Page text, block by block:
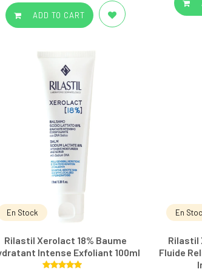
ADD TO CART
En Stock
Rilastil Xerolact 18% Baume
Intense Exfoliant 100ml
En
Rilastil
Fluide